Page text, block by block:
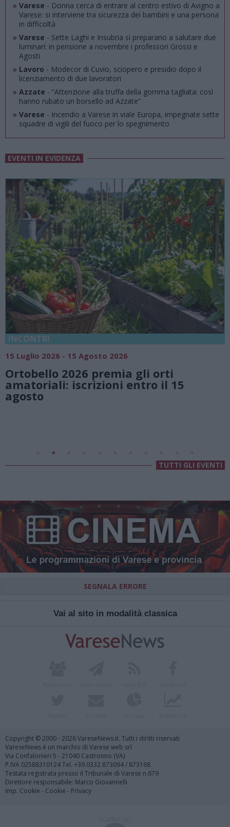
» Varese - Donna cerca di entrare al centro estivo di Avigno a
Varese: si interviene tra sicurezza dei bambini e una persona
in difficoltà
» Varese - Sette Laghi e Insubria si preparano a salutare due
luminari: in pensione a novembre i professori Grossi e
Agosti
» Lavoro - Modecor di Cuvio, sciopero e presidio dopo il
licenziamento di due lavoratori
» Azzate - “Attenzione alla truffa della gomma tagliata: così
hanno rubato un borsello ad Azzate”
» Varese - Incendio a Varese in viale Europa, impegnate sette
squadre di vigili del fuoco per lo spegnimento
EVENTI IN EVIDENZA
orti
il 15
18 Luglio 2026 - 15 Agosto 2026
Vivi l’estate a Villa
natura e atmosfere
Lago di Lugano
TUTTI GLI EVENTI
SEGNALA ERRORE
Vai al sito in modalità classica
Copyright © 2000 - 2026 VareseNews.it. Tutti i diritti riservati
VareseNews è un marchio di Varese web srl
Via Confalonieri 5 - 21040 Castronno (VA)
P.IVA 02588310124 Tel. +39.0332.873094 / 873168
Testata registrata presso il Tribunale di Varese n.679
Direttore responsabile: Marco Giovannelli
Imp. Cookie - Cookie - Privacy